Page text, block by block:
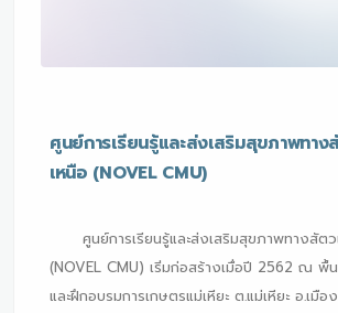
ศูนย์การเรียนรู้และส่งเสริมสุขภาพทา
เหนือ (NOVEL CMU)
ศูนย์การเรียนรู้และส่งเสริมสุขภาพทางสัตว
(NOVEL CMU) เริ่มก่อสร้างเมื่อปี 2562 ณ พื้
และฝึกอบรมการเกษตรแม่เหียะ ต.แม่เหียะ อ.เมื